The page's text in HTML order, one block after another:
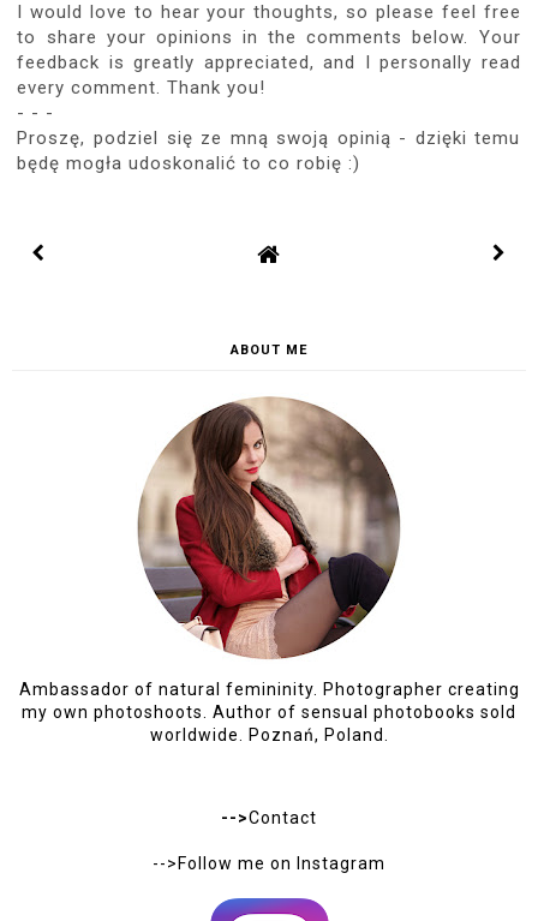
I would love to hear your thoughts, so please feel free
to share your opinions in the comments below. Your
feedback is greatly appreciated, and I personally read
every comment. Thank you!
- - -
Proszę, podziel się ze mną swoją opinią - dzięki temu
będę mogła udoskonalić to co robię :)
ABOUT ME
Ambassador of natural femininity. Photographer creating
my own photoshoots. Author of sensual photobooks sold
worldwide. Poznań, Poland.
-->Contact
-->Follow me on Instagram